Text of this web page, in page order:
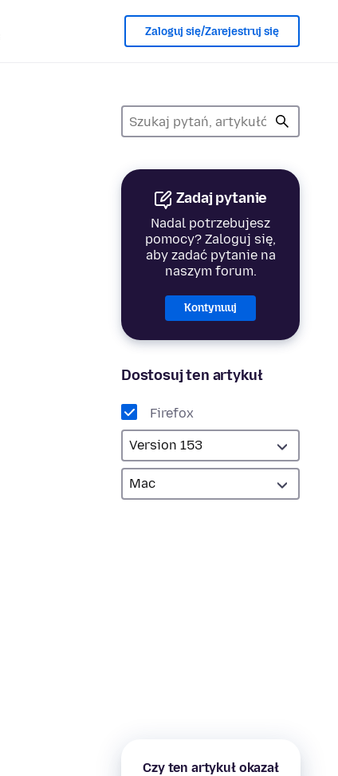
Zaloguj się/Zarejestruj się
Zadaj pytanie
Nadal potrzebujesz
pomocy? Zaloguj się,
aby zadać pytanie na
naszym forum.
Kontynuuj
Dostosuj ten artykuł
Firefox
Czy ten artykuł okazał